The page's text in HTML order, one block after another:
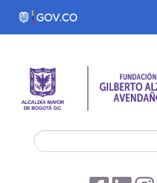
Pasar al contenido principal